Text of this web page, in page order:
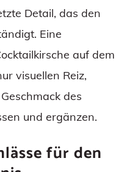
Detail, das den
Eine
auf dem
visuellen Reiz,
des
und ergänzen.
für den